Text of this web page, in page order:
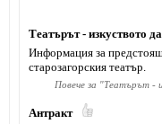
Театърът - изкуството
Информация за
старозагорския театър.
Повече за "Театърът -
Антракт